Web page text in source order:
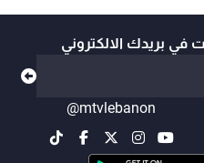
في بريدك الالكتروني
@mtvlebanon